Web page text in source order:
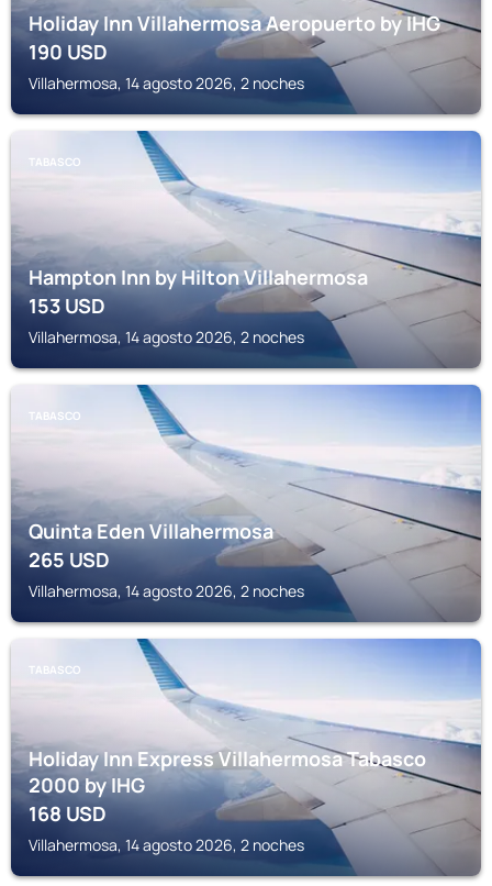
Holiday Inn Villahermosa Aeropuerto by IHG
190USD
Villahermosa, 14 agosto 2026, 2 noches
TABASCO
Hampton Inn by Hilton Villahermosa
153USD
Villahermosa, 14 agosto 2026, 2 noches
TABASCO
Quinta Eden Villahermosa
265USD
Villahermosa, 14 agosto 2026, 2 noches
TABASCO
Holiday Inn Express Villahermosa Tabasco
2000 by IHG
168USD
Villahermosa, 14 agosto 2026, 2 noches